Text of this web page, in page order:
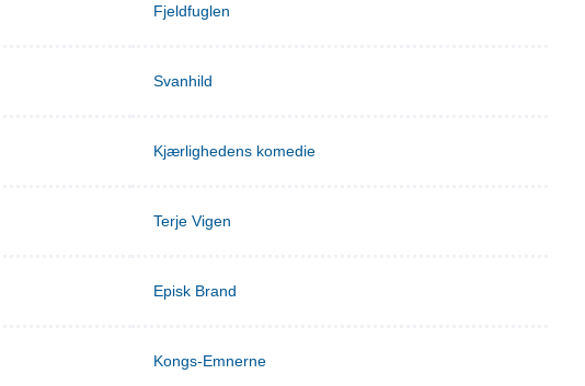
Fjeldfuglen
Svanhild
Kjærlighedens komedie
Terje Vigen
Episk Brand
Kongs-Emnerne